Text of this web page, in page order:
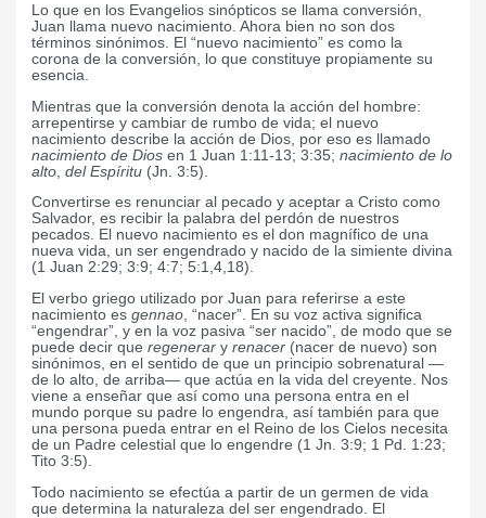
Lo que en los Evangelios sinópticos se llama conversión,
Juan llama nuevo nacimiento. Ahora bien no son dos
términos sinónimos. El “nuevo nacimiento” es como la
corona de la conversión, lo que constituye propiamente su
esencia.
Mientras que la conversión denota la acción del hombre:
arrepentirse y cambiar de rumbo de vida; el nuevo
nacimiento describe la acción de Dios, por eso es llamado
nacimiento de Dios en 1 Juan 1:11-13; 3:35;nacimiento de lo
alto ,del Espíritu (Jn. 3:5).
Convertirse es renunciar al pecado y aceptar a Cristo como
Salvador, es recibir la palabra del perdón de nuestros
pecados. El nuevo nacimiento es el don magnífico de una
nueva vida, un ser engendrado y nacido de la simiente divina
(1 Juan 2:29; 3:9; 4:7; 5:1,4,18).
El verbo griego utilizado por Juan para referirse a este
nacimiento esgennao , “nacer”. En su voz activa significa
“engendrar”, y en la voz pasiva “ser nacido”, de modo que se
puede decir queregenerar yrenacer (nacer de nuevo) son
sinónimos, en el sentido de que un principio sobrenatural —
de lo alto, de arriba— que actúa en la vida del creyente. Nos
viene a enseñar que así como una persona entra en el
mundo porque su padre lo engendra, así también para que
una persona pueda entrar en el Reino de los Cielos necesita
de un Padre celestial que lo engendre (1 Jn. 3:9; 1 Pd. 1:23;
Tito 3:5).
Todo nacimiento se efectúa a partir de un germen de vida
que determina la naturaleza del ser engendrado. El